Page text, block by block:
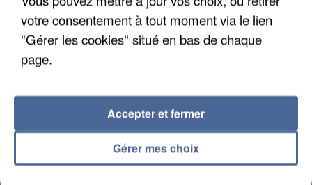
5 août 2026
L’un des fondateurs supposés de la DZ Mafia
interpellé en Algérie
votre consentement à tout moment via le lien
"Gérer les cookies" situé en bas de chaque
page.
Gérer mes choix
Accepter et fermer